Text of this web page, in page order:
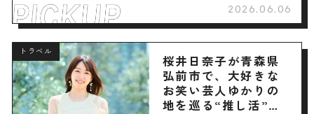
2026.06.06
トラベル
桜井日奈子が青森県
弘前市で、大好きな
お笑い芸人ゆかりの
地を巡る“推し活”旅